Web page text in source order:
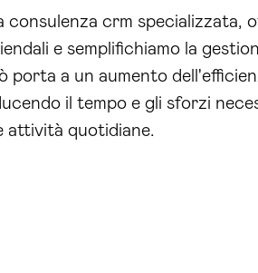
consulenza crm specializzata,
e semplifichiamo la
porta a un aumento
il tempo e gli sforzi
attività quotidiane.